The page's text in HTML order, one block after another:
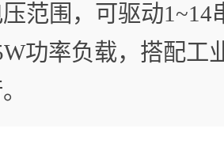
范围，可驱动
功率负载，搭配